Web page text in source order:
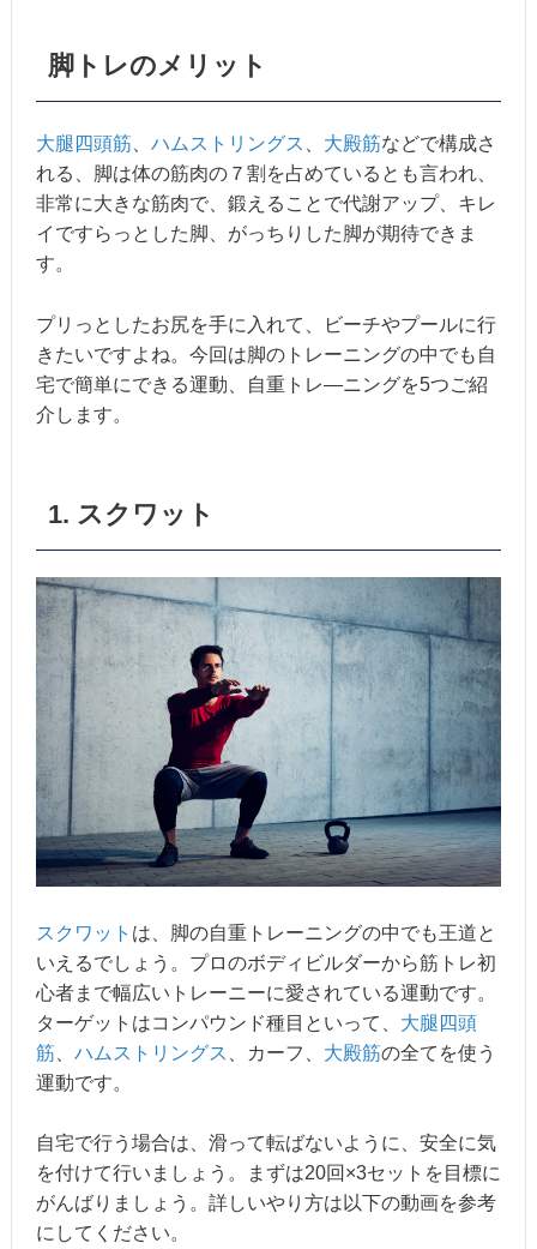
脚トレのメリット
大腿四頭筋 ハムストリングス 大殿筋などで構成さ
れる、脚は体の筋肉の７割を占めているとも言われ、
非常に大きな筋肉で、鍛えることで代謝アップ、キレ
イですらっとした脚、がっちりした脚が期待できま
す。
プリっとしたお尻を手に入れて、ビーチやプールに行
きたいですよね。今回は脚のトレーニングの中でも自
宅で簡単にできる運動、自重トレ―ニングを5つご紹
介します。
1. スクワット
スクワット は、脚の自重トレーニングの中でも王道と
いえるでしょう。プロのボディビルダーから筋トレ初
心者まで幅広いトレーニーに愛されている運動です。
ターゲットはコンパウンド種目といって、 大腿四頭
筋
ハムストリングス 、カーフ、 大殿筋の全てを使う
運動です。
自宅で行う場合は、滑って転ばないように、安全に気
を付けて行いましょう。まずは20回×3セットを目標に
がんばりましょう。詳しいやり方は以下の動画を参考
にしてください。